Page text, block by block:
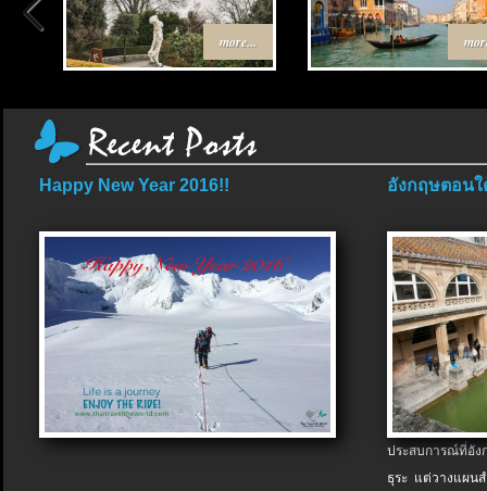
more...
Happy New Year 2016!! อังกฤษตอนใ
ประสบการณ์ที่อัง
ธุระ แต่วางแผน